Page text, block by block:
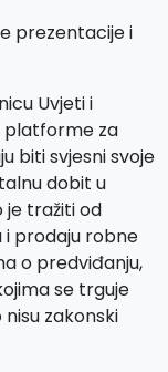
prezentacije i
Uvjeti i
platforme za
biti svjesni svoje
dobit u
je tražiti od
i prodaju robne
o predviđanju,
se trguje
zakonski